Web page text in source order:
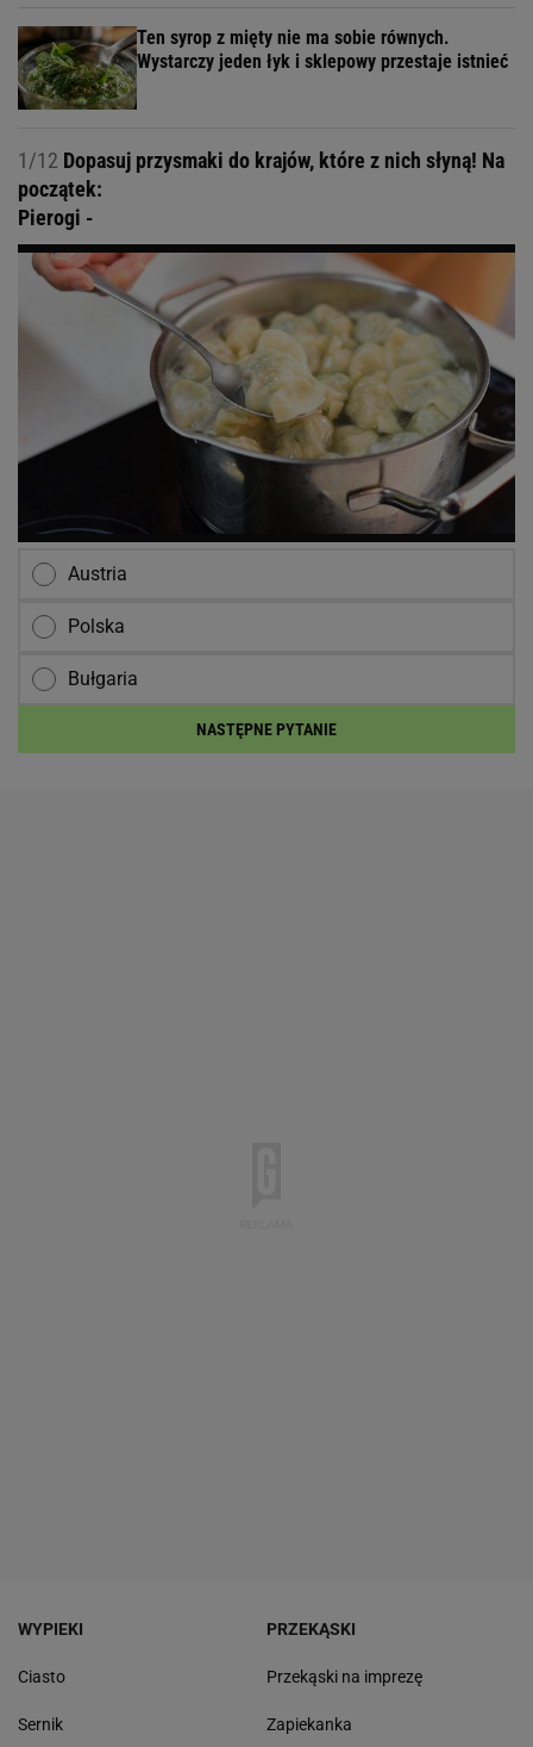
Ten syrop z mięty nie ma sobie równych.
Wystarczy jeden łyk i sklepowy przestaje istnieć
1/12 Dopasuj przysmaki do krajów, które z nich słyną! Na
początek:
Pierogi -
Austria
Polska
Bułgaria
NASTĘPNE PYTANIE
WYPIEKI
Ciasto
Sernik
PRZEKĄSKI
Przekąski na imprezę
Zapiekanka